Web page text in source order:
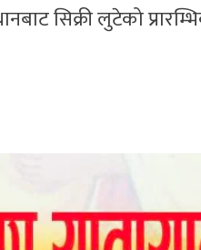
सिक्री लुटेको